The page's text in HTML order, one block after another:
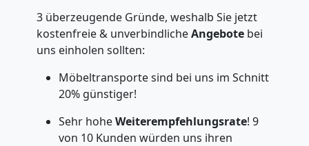
3 überzeugende Gründe, weshalb Sie jetzt
kostenfreie & unverbindlicheAngebotebei
uns einholen sollten:
Möbeltransporte sind bei uns im Schnitt
20% günstiger!
Sehr hoheWeiterempfehlungsrate! 9
von 10 Kunden würden uns ihren